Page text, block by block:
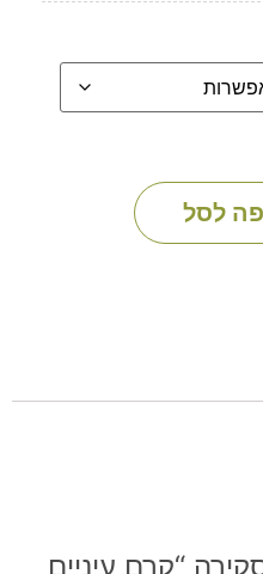
לסל
“קרם עיניים